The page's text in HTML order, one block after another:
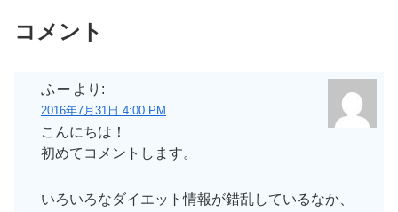
コメント
ふー より:
2016年7月31日 4:00 PM
こんにちは！
初めてコメントします。
いろいろなダイエット情報が錯乱しているなか、